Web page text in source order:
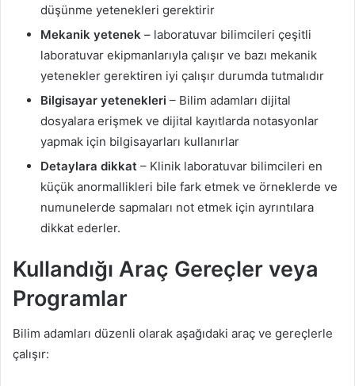
düşünme yetenekleri gerektirir
Mekanik yetenek – laboratuvar bilimcileri çeşitli
laboratuvar ekipmanlarıyla çalışır ve bazı mekanik
yetenekler gerektiren iyi çalışır durumda tutmalıdır
Bilgisayar yetenekleri – Bilim adamları dijital
dosyalara erişmek ve dijital kayıtlarda notasyonlar
yapmak için bilgisayarları kullanırlar
Detaylara dikkat – Klinik laboratuvar bilimcileri en
küçük anormallikleri bile fark etmek ve örneklerde ve
numunelerde sapmaları not etmek için ayrıntılara
dikkat ederler.
Kullandığı Araç Gereçler veya
Programlar
Bilim adamları düzenli olarak aşağıdaki araç ve gereçlerle
çalışır: